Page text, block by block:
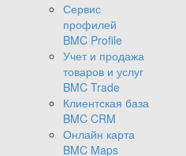
Сервис
профилей
BMC Profile
Учет и продажа
товаров и услуг
BMC Trade
Клиентская база
BMC CRM
Онлайн карта
BMC Maps